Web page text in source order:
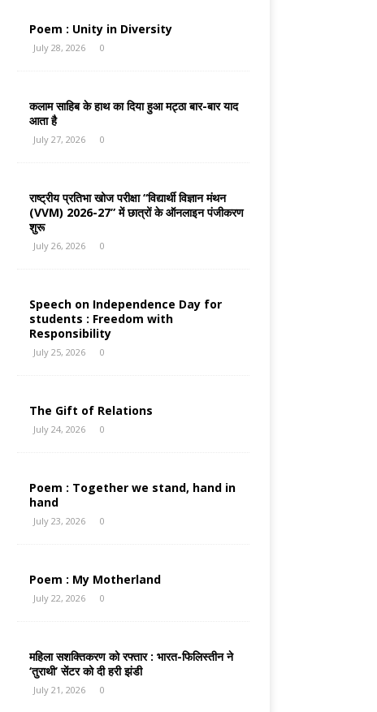
Poem : Unity in Diversity
July 28, 2026 0
कलाम साहिब के हाथ का दिया हुआ मट्ठा बार-बार याद
आता है
July 27, 2026 0
राष्ट्रीय प्रतिभा खोज परीक्षा “विद्यार्थी विज्ञान मंथन
(VVM) 2026-27” में छात्रों के ऑनलाइन पंजीकरण
शुरू
July 26, 2026 0
Speech on Independence Day for
students : Freedom with
Responsibility
July 25, 2026 0
The Gift of Relations
July 24, 2026 0
Poem : Together we stand, hand in
hand
July 23, 2026 0
Poem : My Motherland
July 22, 2026 0
महिला सशक्तिकरण को रफ्तार : भारत-फिलिस्तीन ने
‘तुराथी’ सेंटर को दी हरी झंडी
July 21, 2026 0